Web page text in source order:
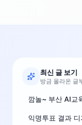
최신 글 보기
방금 올라온 글
익명투표 결과